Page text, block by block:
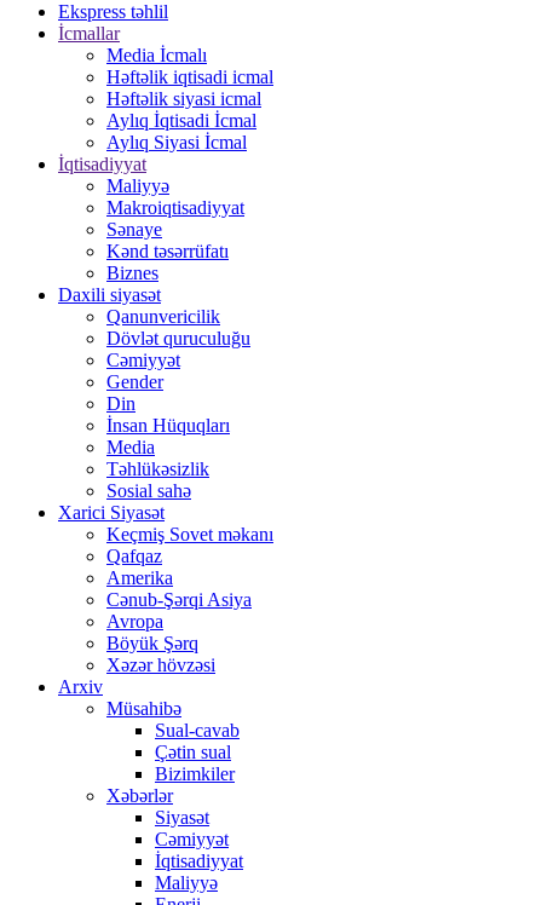
Ekspress təhlil
İcmallar
Media İcmalı
Həftəlik iqtisadi icmal
Həftəlik siyasi icmal
Aylıq İqtisadi İcmal
Aylıq Siyasi İcmal
İqtisadiyyat
Maliyyə
Makroiqtisadiyyat
Sənaye
Kənd təsərrüfatı
Biznes
Daxili siyasət
Qanunvericilik
Dövlət quruculuğu
Cəmiyyət
Gender
Din
İnsan Hüquqları
Media
Təhlükəsizlik
Sosial sahə
Xarici Siyasət
Keçmiş Sovet məkanı
Qafqaz
Amerika
Cənub-Şərqi Asiya
Avropa
Böyük Şərq
Xəzər hövzəsi
Arxiv
Müsahibə
Sual-cavab
Çətin sual
Bizimkiler
Xəbərlər
Siyasət
Cəmiyyət
İqtisadiyyat
Maliyyə